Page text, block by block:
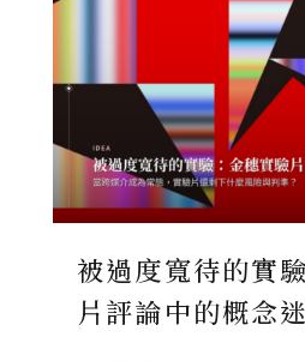
被過度寬待的實
片評論中的概念